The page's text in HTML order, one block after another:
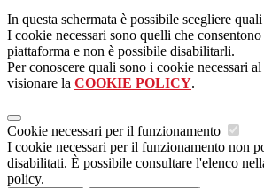
In questa schermata è possibile scegliere
I cookie necessari sono quelli che
piattaforma e non è possibile disabilitarli.
Per conoscere quali sono i cookie necessari
visionare la COOKIE POLICY.
Cookie necessari per il funzionamento
I cookie necessari per il funzionamento non
disabilitati. È possibile consultare l'elenco
policy.